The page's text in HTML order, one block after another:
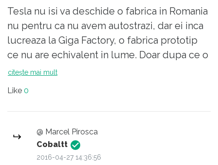
Tesla nu isi va deschide o fabrica in Romania
nu pentru ca nu avem autostrazi, dar ei inca
lucreaza la Giga Factory, o fabrica prototip
ce nu are echivalent in lume. Doar dupa ce o
vor termina si isi vor onora comenzile de
Iar anul in care fabrica va deveni 100%
functionala este 2020.
citește mai mult
Like 0
@ Marcel Pirosca
Cobaltt
2016-04-27 14:36:56